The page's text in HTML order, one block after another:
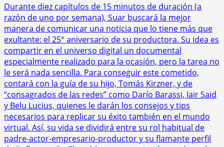
Durante diez capítulos de 15 minutos de duración (a
razón de uno por semana), Suar buscará la mejor
manera de comunicar una noticia que lo tiene más que
exultante: el 25° aniversario de su productora. Su idea es
compartir en el universo digital un documental
especialmente realizado para la ocasión, pero la tarea no
le será nada sencilla. Para conseguir este cometido,
contará con la guía de su hijo, Tomás Kirzner, y de
“consagrados de las redes” como Darío Barassi, Iair Said
y Belu Lucius, quienes le darán los consejos y tips
necesarios para replicar su éxito también en el mundo
virtual. Así, su vida se dividirá entre su rol habitual de
padre-actor-empresario-productor y su flamante perfil